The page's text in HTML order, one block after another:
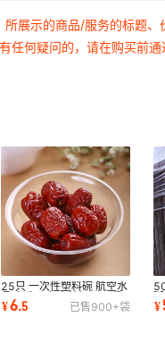
展示的商品/服务的标题
何疑问的，请在购买前
25只 一次性塑料碗 航空水
晶碗透明碗 高档加厚硬质
透明餐具250ml
¥6.5 已售900+袋 ¥